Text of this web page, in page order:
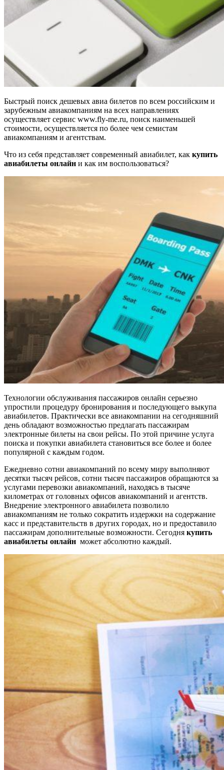
Быстрый поиск дешевых авиа билетов по всем российским и
зарубежным авиакомпаниям на всех направлениях
осуществляет сервис www.fly-me.ru, поиск наименьшей
стоимости, осуществляется по более чем семистам
авиакомпаниям и агентствам.
Что из себя представляет современный авиабилет, как купить
авиабилеты онлайн и как им воспользоваться?
Технологии обслуживания пассажиров онлайн серьезно
упростили процедуру бронирования и последующего выкупа
авиабилетов. Практически все авиакомпании на сегодняшний
день обладают возможностью предлагать пассажирам
электронные билеты на свои рейсы. По этой причине услуга
поиска и покупки авиабилета становиться все более и более
популярной с каждым годом.
Ежедневно сотни авиакомпаний по всему миру выполняют
десятки тысяч рейсов, сотни тысяч пассажиров обращаются за
услугами перевозки авиакомпаний, находясь в тысяче
километрах от головных офисов авиакомпаний и агентств.
Внедрение электронного авиабилета позволило
авиакомпаниям не только сократить издержки на содержание
касс и представительств в других городах, но и предоставило
пассажирам дополнительные возможности. Сегодня купить
авиабилеты онлайн может абсолютно каждый.